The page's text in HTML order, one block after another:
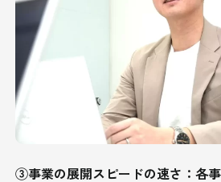
③事業の展開スピードの速さ：各